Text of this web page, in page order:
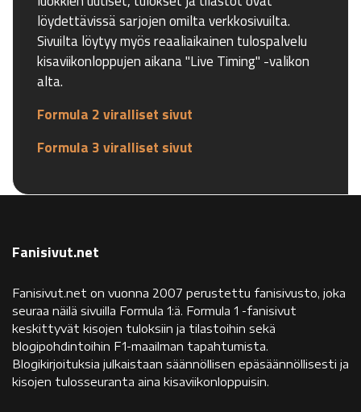
löydettävissä sarjojen omilta verkkosivuilta.
Sivuilta löytyy myös reaaliaikainen tulospalvelu
kisaviikonloppujen aikana "Live Timing" -valikon
alta.
Formula 2 viralliset sivut
Formula 3 viralliset sivut
Fanisivut.net
Fanisivut.net on vuonna 2007 perustettu fanisivusto, joka
seuraa näilä sivuilla Formula 1:ä. Formula 1 -fanisivut
keskittyvät kisojen tuloksiin ja tilastoihin sekä
blogipohdintoihin F1-maailman tapahtumista.
Blogikirjoituksia julkaistaan säännöllisen epäsäännöllisesti ja
kisojen tulosseuranta aina kisaviikonloppuisin.